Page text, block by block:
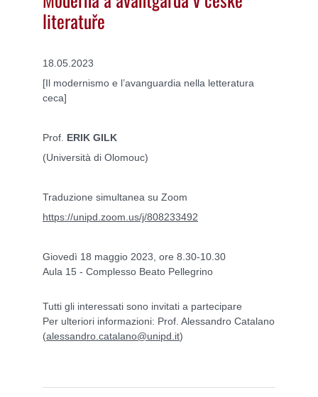
literatuře
18.05.2023
[Il modernismo e l’avanguardia nella letteratura
ceca]
Prof. ERIK GILK
(Università di Olomouc)
Traduzione simultanea su Zoom
https://unipd.zoom.us/j/808233492
Giovedì 18 maggio 2023, ore 8.30-10.30
Aula 15 - Complesso Beato Pellegrino
Tutti gli interessati sono invitati a partecipare
Per ulteriori informazioni: Prof. Alessandro Catalano
(alessandro.catalano@unipd.it)